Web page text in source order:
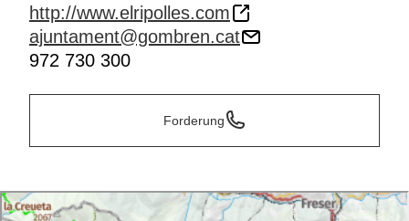
http://www.elripolles.com
ajuntament@gombren.cat
972 730 300
Forderung